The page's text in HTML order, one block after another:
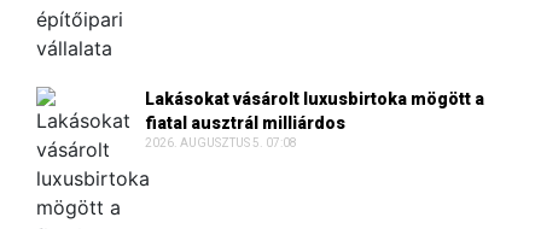
Lakásokat vásárolt luxusbirtoka mögött a
fiatal ausztrál milliárdos
2026. AUGUSZTUS 5. 07:08